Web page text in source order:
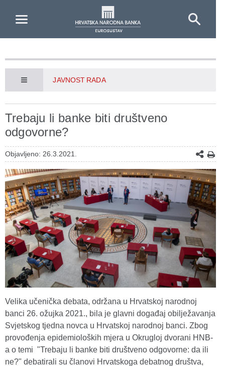
JAVNOST RADA
Trebaju li banke biti društveno
odgovorne?
Objavljeno: 26.3.2021.
Velika učenička debata, održana u Hrvatskoj narodnoj
banci 26. ožujka 2021., bila je glavni događaj obilježavanja
Svjetskog tjedna novca u Hrvatskoj narodnoj banci. Zbog
provođenja epidemioloških mjera u Okrugloj dvorani HNB-
a o temi "Trebaju li banke biti društveno odgovorne: da ili
ne?" debatirali su članovi Hrvatskoga debatnog društva,